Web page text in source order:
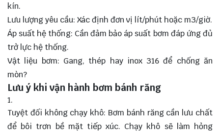
kín.
Lưu lượng yêu cầu: Xác định đơn vị lít/phút hoặc m3/giờ.
Áp suất hệ thống: Cần đảm bảo áp suất bơm đáp ứng đủ
trở lực hệ thống.
Vật liệu bơm: Gang, thép hay inox 316 để chống ăn
mòn?
Lưu ý khi vận hành bơm bánh răng
Tuyệt đối không chạy khô: Bơm bánh răng cần lưu chất
để bôi trơn bề mặt tiếp xúc. Chạy khô sẽ làm hỏng